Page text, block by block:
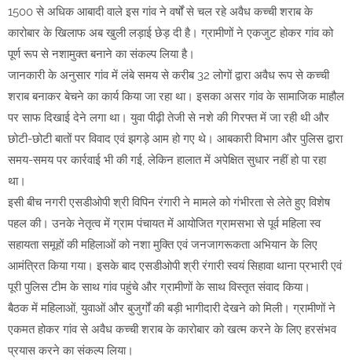
1500 से अधिक आबादी वाले इस गांव ने वर्षों से चल रहे अवैध कच्ची शराब के
कारोबार के खिलाफ अब खुली लड़ाई छेड़ दी है। ग्रामीणों ने एकजुट होकर गांव को
पूर्ण रूप से नशामुक्त बनाने का संकल्प लिया है।
जानकारी के अनुसार गांव में लंबे समय से करीब 32 लोगों द्वारा अवैध रूप से कच्ची
शराब बनाकर बेचने का कार्य किया जा रहा था। इसका असर गांव के सामाजिक माहौल
पर साफ दिखाई देने लगा था। युवा पीढ़ी तेजी से नशे की गिरफ्त में जा रही थी और
छोटी-छोटी बातों पर विवाद एवं झगड़े आम हो गए थे। आबकारी विभाग और पुलिस द्वारा
समय-समय पर कार्रवाई भी की गई, लेकिन हालात में अपेक्षित सुधार नहीं हो पा रहा
था।
इसी बीच नगरी एसडीओपी श्री विपिन रंगारी ने मामले को गंभीरता से लेते हुए विशेष
पहल की। उनके नेतृत्व में ग्राम पंचायत में आयोजित ग्रामसभा से पूर्व महिला स्व
सहायता समूहों की महिलाओं को नशा मुक्ति एवं जनजागरूकता अभियान के लिए
आमंत्रित किया गया। इसके बाद एसडीओपी श्री रंगारी स्वयं सिहावा थाना प्रभारी एवं
पूरी पुलिस टीम के साथ गांव पहुंचे और ग्रामीणों के साथ विस्तृत संवाद किया।
बैठक में महिलाओं, युवाओं और बुजुर्गों की बड़ी भागीदारी देखने को मिली। ग्रामीणों ने
एकमत होकर गांव से अवैध कच्ची शराब के कारोबार को खत्म करने के लिए हरसंभव
प्रयास करने का संकल्प लिया।